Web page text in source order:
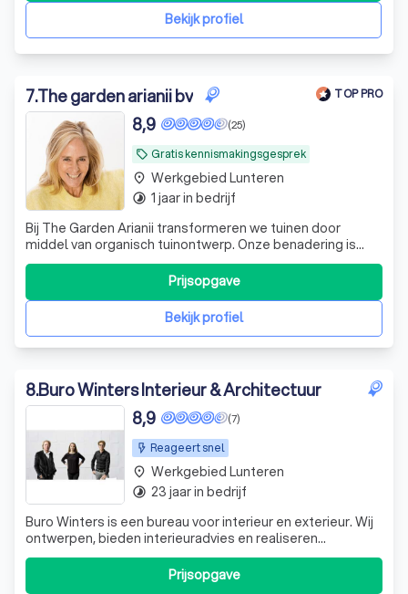
diversiteit aan bouwprojecten onder handen gehad. Res
Bekijk profiel
7.The garden arianii bv TOP PRO
local_offer Gratis kennismakingsgesprek
(25)
8,9
Bij The Garden Arianii transformeren we tuinen door
middel van organisch tuinontwerp. Onze benadering is
uniek; we kijken anders naar ruimtes en ontwerpen met
een diepe waardering voor diversiteit, duurzaamheid en
esthetiek. Onze ontwerpen zijn niet alleen visueel
aantrekkelijk, maar ook functioneel
Bekijk profiel
Prijsopgave
place Werkgebied Lunteren
timelapse 1 jaar in bedrijf
8.Buro Winters Interieur & Architectuur
Reageert snel
(7)
8,9
Buro Winters is een bureau voor interieur en exterieur. Wij
ontwerpen, bieden interieuradvies en realiseren
nieuwbouw en verbouwingen, renovaties en restauraties.
Dat doen we voor bedrijven en particulieren. Wij zijn
gevestigd in Nijmegen, maar werken in het hele land. We
Prijsopgave
place Werkgebied Lunteren
timelapse 23 jaar in bedrijf